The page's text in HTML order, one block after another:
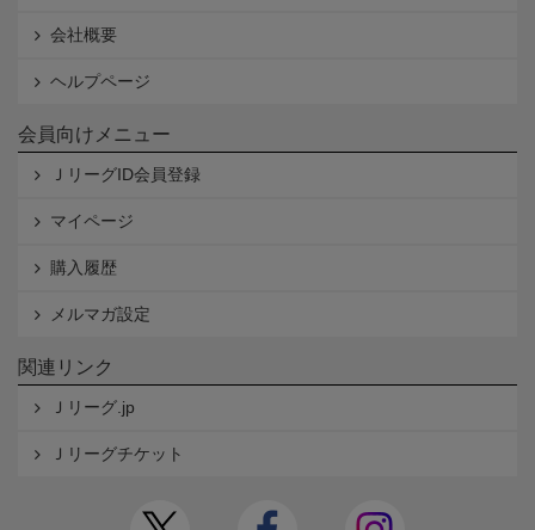
会社概要
ヘルプページ
会員向けメニュー
ＪリーグID会員登録
マイページ
購入履歴
メルマガ設定
関連リンク
Ｊリーグ.jp
Ｊリーグチケット